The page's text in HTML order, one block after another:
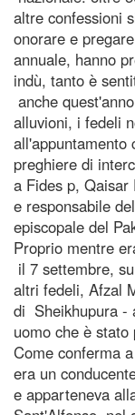
altre confessioni
onorare e
annuale, hanno
indù, tanto è
anche
alluvioni, i fedeli
preghiere di
a Fides p, Qaisar
e responsabile
episcopale del
Proprio mentre
il 7 settembre,
altri fedeli, Afzal
di Sheikhupura -
uomo che è
Come conferma
era un
e apparteneva